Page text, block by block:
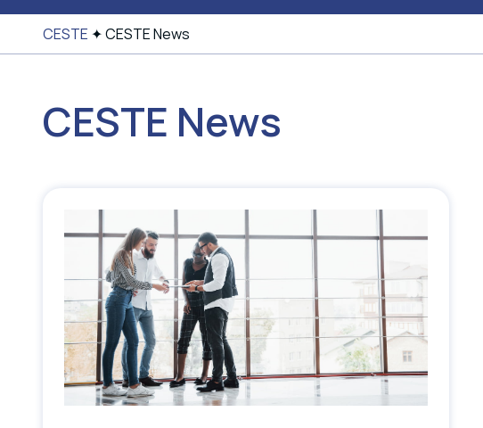
CESTE ✦CESTE News
CESTE News